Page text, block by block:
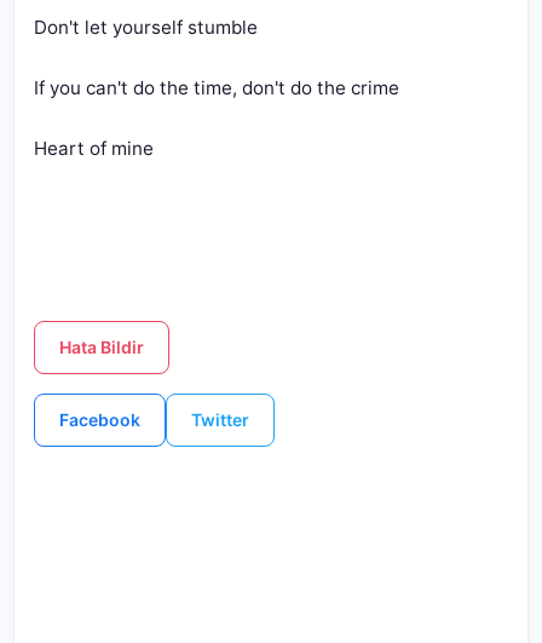
Don't let yourself stumble
If you can't do the time, don't do the crime
Heart of mine
Hata Bildir
Facebook Twitter